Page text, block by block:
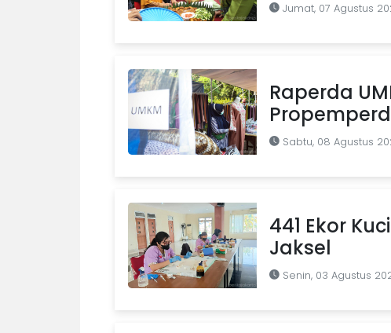
Jumat, 07 Agustus
Raperda
Sabtu, 08 Agustus
441 Ekor
Jaksel
Senin, 03 Agustus